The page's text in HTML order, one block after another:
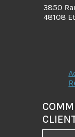
3850
48108